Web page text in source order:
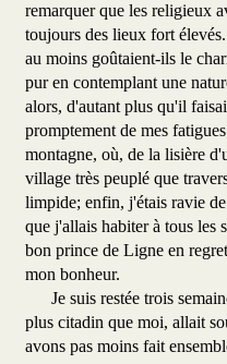
remarquer que les religieux
toujours des lieux fort
au moins goûtaient-ils le
pur en contemplant une
alors, d'autant plus qu'il
promptement de mes
montagne, où, de la lisière
village très peuplé que
limpide; enfin, j'étais ravie
que j'allais habiter à tous les
bon prince de Ligne en
mon bonheur.
Je suis restée trois
plus citadin que moi, allait
avons pas moins fait